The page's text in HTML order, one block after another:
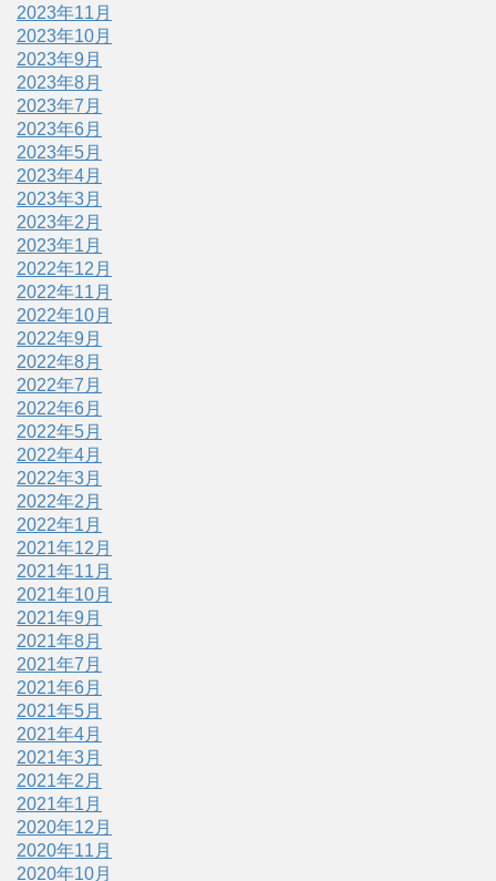
2023年11月
2023年10月
2023年9月
2023年8月
2023年7月
2023年6月
2023年5月
2023年4月
2023年3月
2023年2月
2023年1月
2022年12月
2022年11月
2022年10月
2022年9月
2022年8月
2022年7月
2022年6月
2022年5月
2022年4月
2022年3月
2022年2月
2022年1月
2021年12月
2021年11月
2021年10月
2021年9月
2021年8月
2021年7月
2021年6月
2021年5月
2021年4月
2021年3月
2021年2月
2021年1月
2020年12月
2020年11月
2020年10月